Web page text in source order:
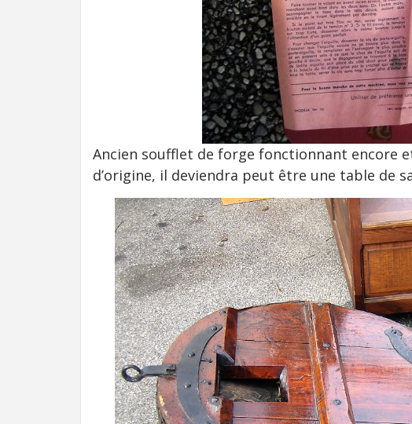
Ancien soufflet de forge fonctionnant encore
d’origine, il deviendra peut être une table de